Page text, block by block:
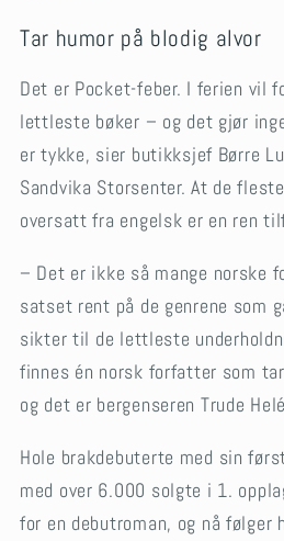
Tar humor på blodig alvor
Det er Pocket-feber. I ferien vil
lettleste bøker – og det gjør
er tykke, sier butikksjef Børre
Sandvika Storsenter. At de
oversatt fra engelsk er en ren
– Det er ikke så mange norske
satset rent på de genrene som
sikter til de lettleste
finnes én norsk forfatter som
og det er bergenseren Trude
Hole brakdebuterte med sin
med over 6.000 solgte i 1.
for en debutroman, og nå følger